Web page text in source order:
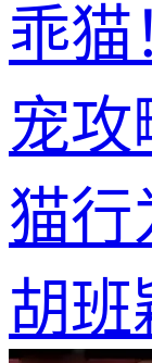
乖猫
宠攻
猫行
胡班